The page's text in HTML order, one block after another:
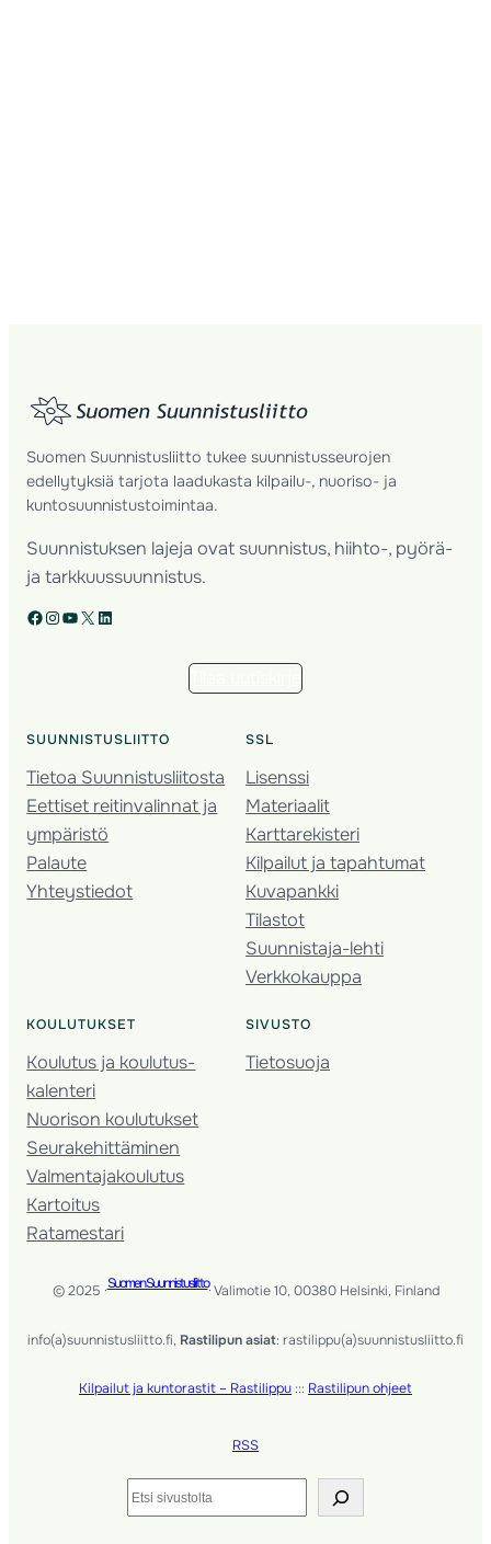
Suomen Suunnistusliitto tukee suunnistusseurojen
edellytyksiä tarjota laadukasta kilpailu-, nuoriso- ja
kuntosuunnistustoimintaa.
Suunnistuksen lajeja ovat suunnistus, hiihto-, pyörä-
ja tarkkuussuunnistus.
Facebook Instagram YouTube X LinkedIn
SUUNNISTUSLIITTO
Tietoa Suunnistusliitosta
Eettiset reitinvalinnat ja
ympäristö
Palaute
Yhteystiedot
SSL
Lisenssi
Materiaalit
Karttarekisteri
Kilpailut ja tapahtumat
Kuvapankki
Tilastot
Suunnistaja-lehti
Verkkokauppa
KOULUTUKSET
Koulutus ja koulutus­
kalenteri
Nuorison koulutukset
Seura­kehittäminen
Valmentaja­koulutus
Kartoitus
Ratamestari
SIVUSTO
Tietosuoja
© 2025 ·Suomen Suunnistusliitto· Valimotie 10, 00380 Helsinki, Finland
info(a)suunnistusliitto.fi, Rastilipun asiat: rastilippu(a)suunnistusliitto.fi
Kilpailut ja kuntorastit – Rastilippu ::: Rastilipun ohjeet
RSS
Etsi